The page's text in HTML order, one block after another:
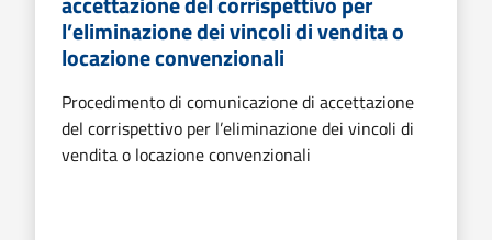
l’eliminazione dei vincoli di vendita o
locazione convenzionali
Procedimento di comunicazione di accettazione
del corrispettivo per l’eliminazione dei vincoli di
vendita o locazione convenzionali